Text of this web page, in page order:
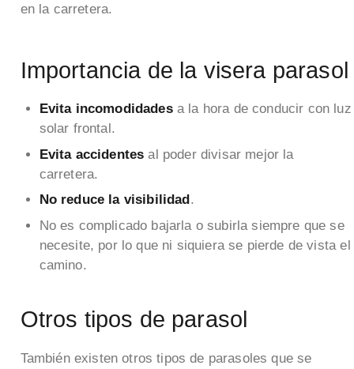
en la carretera.
Importancia de la visera parasol
Evita incomodidadesa la hora de conducir con luz
solar frontal.
Evita accidentes al poder divisar mejor la
carretera.
No reduce la visibilidad .
No es complicado bajarla o subirla siempre que se
necesite, por lo que ni siquiera se pierde de vista el
camino.
Otros tipos de parasol
También existen otros tipos de parasoles que se